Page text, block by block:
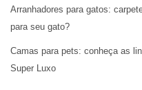
Arranhadores para gatos:
para seu gato?
Camas para pets: conheça as
Super Luxo